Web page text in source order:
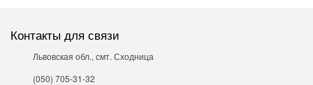
Контакты для связи
Львовская обл., смт. Сходница
(050) 705-31-32